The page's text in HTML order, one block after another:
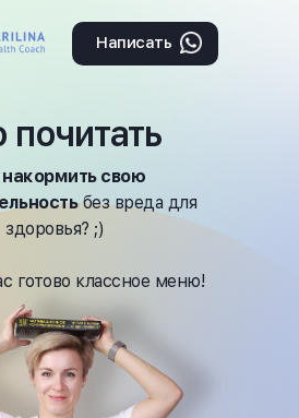
накормить свою
без вреда для
здоровья? ;)
готово классное меню!
Написать
почитать